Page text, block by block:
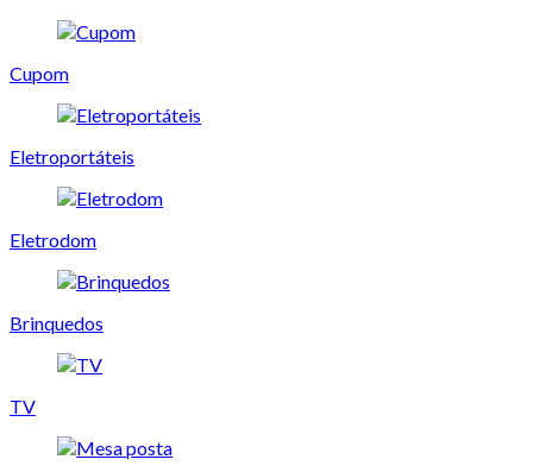
Cupom
Eletroportáteis
Eletrodom
Brinquedos
TV